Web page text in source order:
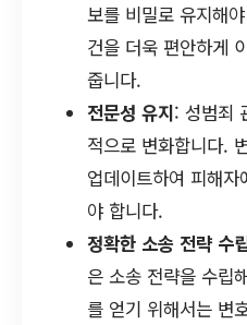
보를 비밀로 유지해
건을 더욱 편안하게
줍니다.
전문성 유지: 성범죄
적으로 변화합니다.
업데이트하여 피해
야 합니다.
정확한 소송 전략 수
은 소송 전략을 수립
를 얻기 위해서는 변